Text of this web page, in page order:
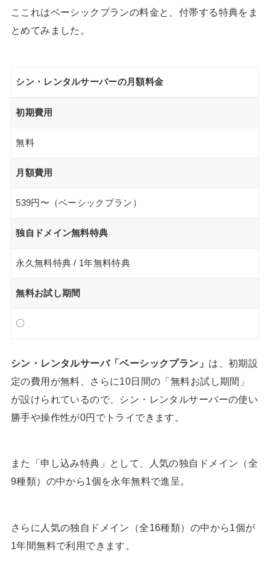
ここれはベーシックプランの料金と、付帯する特典をま
とめてみました。
シン・レンタルサーバーの月額料金
初期費用
無料
月額費用
539円〜（ベーシックプラン）
独自ドメイン無料特典
永久無料特典 / 1年無料特典
無料お試し期間
〇
シン・レンタルサーバ「ベーシックプラン」 は、初期設
定の費用が無料、さらに10日間の「無料お試し期間」
が設けられているので、シン・レンタルサーバーの使い
勝手や操作性が0円でトライできます。
また「申し込み特典」として、人気の独自ドメイン（全
9種類）の中から1個を永年無料で進呈。
さらに人気の独自ドメイン（全16種類）の中から1個が
1年間無料で利用できます。